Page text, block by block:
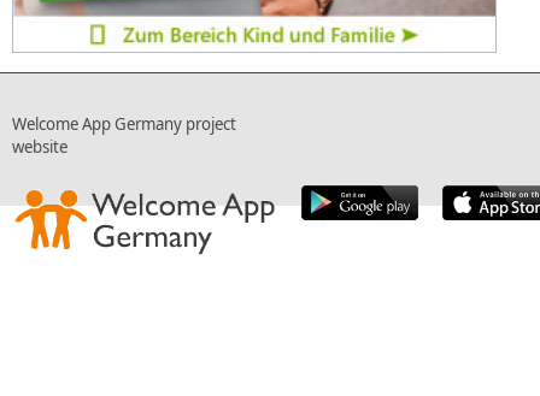
Welcome App Germany project
website